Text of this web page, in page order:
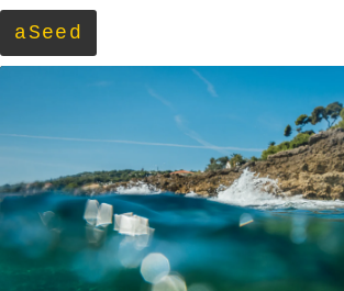
aSeed